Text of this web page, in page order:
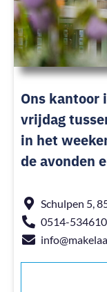
Ons kantoor
vrijdag
in het
de avonden
Schulpen 5,
0514-534610